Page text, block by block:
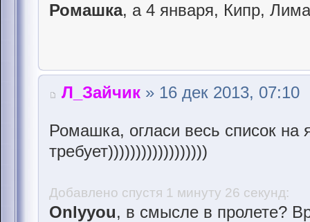
Ромашка, а 4 января, Кипр,
Л_Зайчик » 16 дек 2013, 07:10
Ромашка, огласи весь список на
требует))))))))))))))))))
Добавлено спустя 1 минуту 26 секунд:
Onlyyou, в смысле в пролете?